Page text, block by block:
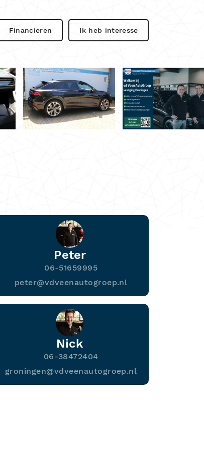
Financieren Ik heb interesse
Peter
06-51659995
peter@vdveenautogroep.nl
Nick
06-38472404
groningen@vdveenautogroep.nl